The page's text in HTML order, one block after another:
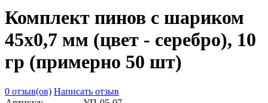
Комплект пинов с шариком
45х0,7 мм (цвет - серебро), 10
гр (примерно 50 шт)
0 отзыв(ов) Написать отзыв